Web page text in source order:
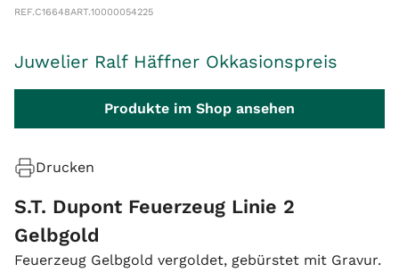
REF.C16648ART.10000054225
Juwelier Ralf Häffner Okkasionspreis
Produkte im Shop ansehen
Drucken
S.T. Dupont Feuerzeug Linie 2
Gelbgold
Feuerzeug Gelbgold vergoldet, gebürstet mit Gravur.